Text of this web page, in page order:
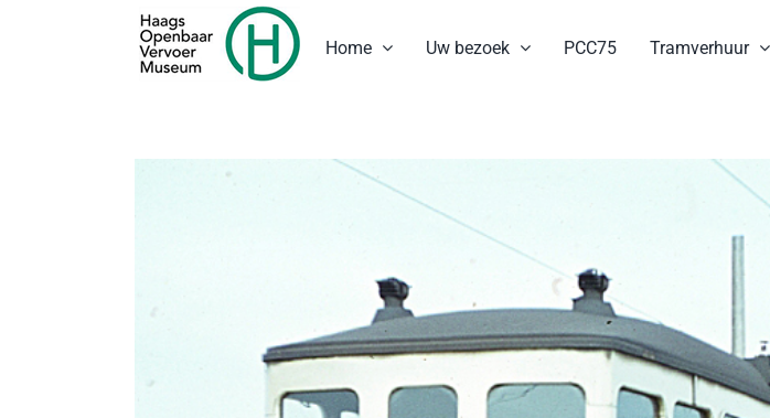
Home Uw bezoek PCC75 Tramverhuur